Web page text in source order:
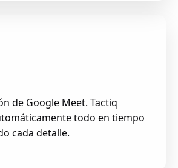
de Google Meet. Tactiq
todo en tiempo
cada detalle.